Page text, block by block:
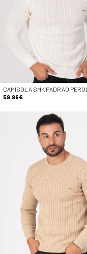
CAMISOLA SMK PADRAO PEROL
59.99€